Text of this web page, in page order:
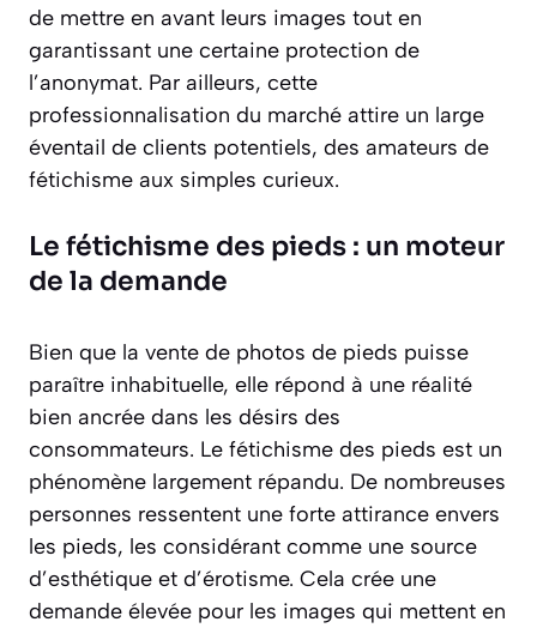
de mettre en avant leurs images tout en
garantissant une certaine protection de
l’anonymat. Par ailleurs, cette
professionnalisation du marché attire un large
éventail de clients potentiels, des amateurs de
fétichisme aux simples curieux.
Le fétichisme des pieds : un moteur
de la demande
Bien que la vente de photos de pieds puisse
paraître inhabituelle, elle répond à une réalité
bien ancrée dans les désirs des
consommateurs. Le fétichisme des pieds est un
phénomène largement répandu. De nombreuses
personnes ressentent une forte attirance envers
les pieds, les considérant comme une source
d’esthétique et d’érotisme. Cela crée une
demande élevée pour les images qui mettent en